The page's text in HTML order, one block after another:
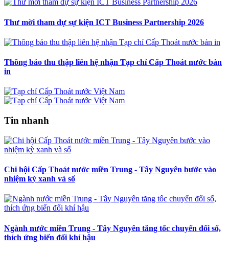
Thư mời tham dự sự kiện ICT Business Partnership 2026
Thông báo thu thập liên hệ nhận Tạp chí Cấp Thoát nước bản
in
Tin nhanh
Chi hội Cấp Thoát nước miền Trung - Tây Nguyên bước vào
nhiệm kỳ xanh và số
Ngành nước miền Trung - Tây Nguyên tăng tốc chuyển đổi số,
thích ứng biến đổi khí hậu